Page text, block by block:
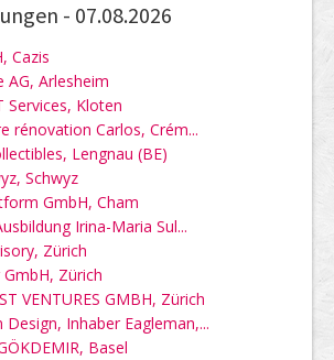
- 07.08.2026
Cazis
AG, Arlesheim
Services, Kloten
rénovation Carlos, Crém...
Lengnau (BE)
Schwyz
GmbH, Cham
Irina-Maria Sul...
Zürich
Zürich
VENTURES GMBH, Zürich
Design, Inhaber Eagleman,...
Basel